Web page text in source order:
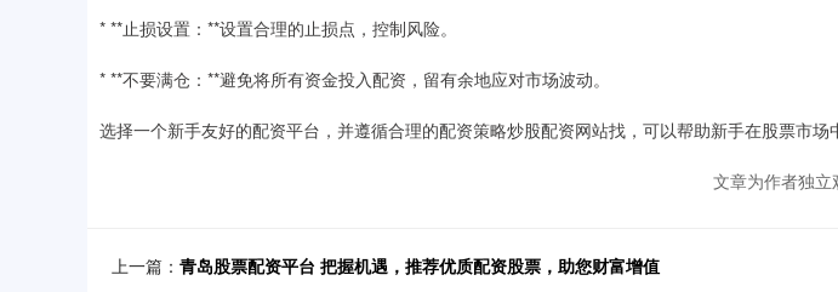
* **止损设置：**设置合理的止损点，控制风险。
* **不要满仓：**避免将所有资金投入配资，留有余地应对市场波动。
选择一个新手友好的配资平台，并遵循合理的配资策略炒股配资网站找，可以帮助新手在股票市场
文章为作者独
上一篇： 青岛股票配资平台 把握机遇，推荐优质配资股票，助您财富增值